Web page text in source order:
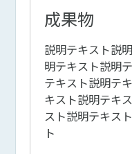
成果物
説明テキスト説
明テキスト説明
テキスト説明テ
キスト説明テキ
スト説明テキス
ト